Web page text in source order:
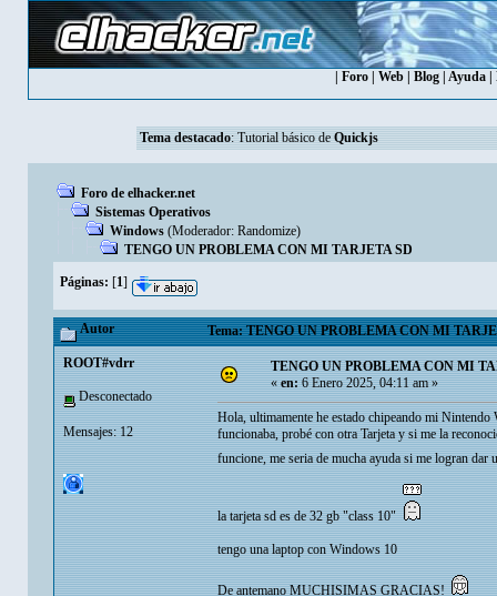
Foro| Web| Blog| Ayuda|
Tema destacado: Tutorial básico de Quickjs
Foro de elhacker.net
Sistemas Operativos
Windows (Moderador: Randomize)
TENGO UN PROBLEMA CON MI TARJETA SD
Páginas: [1]
Autor Tema: TENGO UN PROBLEMA CON MI
ROOT#vdrr
Desconectado
Mensajes: 12
TENGO UN PROBLEMA CON MI
«en:6 Enero 2025, 04:11 am »
Hola, ultimamente he estado chipeando mi Nintendo
funcionaba, probé con otra Tarjeta y si me la
funcione, me seria de mucha ayuda si me logran
la tarjeta sd es de 32 gb "class 10"
tengo una laptop con Windows 10
De antemano MUCHISIMAS GRACIAS!